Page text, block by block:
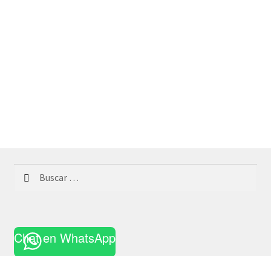
Chat en WhatsApp